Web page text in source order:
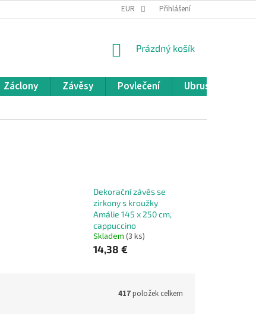
OBCHODNÍ PODMÍNKY
EUR Přihlášení
NÁKUPNÍ
Prázdný košík
Záclony Závěsy Povlečení Ubrusy
Dekorační závěs se
zirkony s kroužky
Amálie 145 x 250 cm,
cappuccino
Skladem (3 ks)
14,38 €
417položek celkem